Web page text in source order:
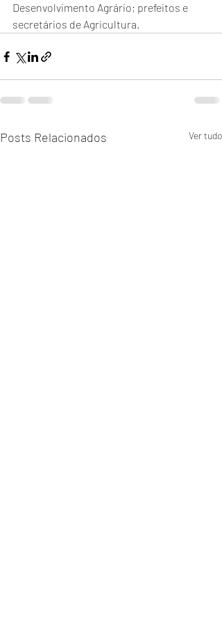
Desenvolvimento Agrário; prefeitos e
secretários de Agricultura.
Posts Relacionados Ver tudo